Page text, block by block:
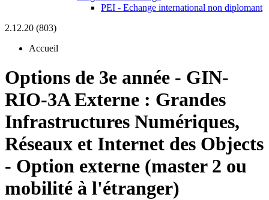
PEI - Echange international non diplomant
2.12.20 (803)
Accueil
Options de 3e année - GIN-
RIO-3A Externe : Grandes
Infrastructures Numériques,
Réseaux et Internet des Objects
- Option externe (master 2 ou
mobilité à l'étranger)